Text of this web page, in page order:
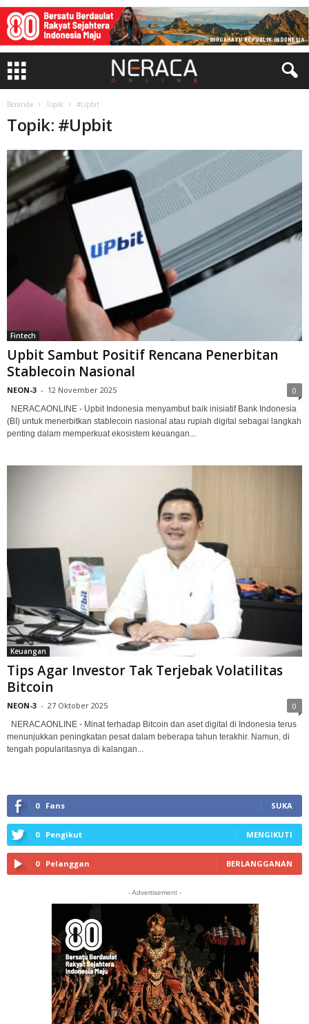
Beranda Topik #Upbit
Topik: #Upbit
Fintech
Upbit Sambut Positif Rencana Penerbitan
Stablecoin Nasional
NEON-3 - 12 November 2025 0
NERACAONLINE - Upbit Indonesia menyambut baik inisiatif Bank Indonesia
(BI) untuk menerbitkan stablecoin nasional atau rupiah digital sebagai langkah
penting dalam memperkuat ekosistem keuangan...
Keuangan
Tips Agar Investor Tak Terjebak Volatilitas
Bitcoin
NEON-3 - 27 Oktober 2025 0
NERACAONLINE - Minat terhadap Bitcoin dan aset digital di Indonesia terus
menunjukkan peningkatan pesat dalam beberapa tahun terakhir. Namun, di
tengah popularitasnya di kalangan...
0 Fans SUKA
0 Pengikut MENGIKUTI
0 Pelanggan BERLANGGANAN
- Advertisement -